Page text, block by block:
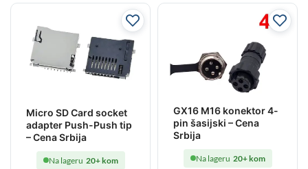
Micro SD Card socket
adapter Push-Push tip
– Cena Srbija
Na lageru 20+ kom
GX16 M16 konektor 4-
pin šasijski – Cena
Srbija
Na lageru 20+ kom